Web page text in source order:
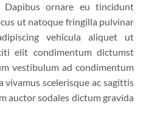
Dapibus ornare eu tincidunt
ut natoque fringilla pulvinar
vehicula aliquet ut
elit condimentum dictumst
vestibulum ad condimentum
vivamus scelerisque ac sagittis
auctor sodales dictum gravida